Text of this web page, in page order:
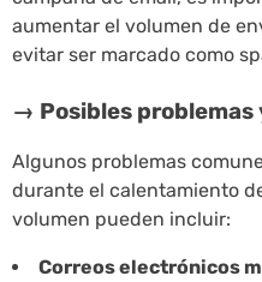
aumentar el volumen de
evitar ser marcado como
→ Posibles problemas
Algunos problemas
durante el calentamiento
volumen pueden incluir:
Correos electrónicos